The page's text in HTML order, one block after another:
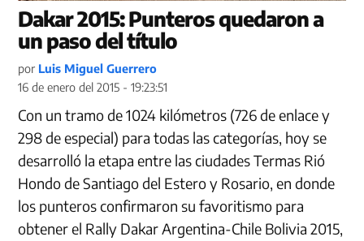
Dakar 2015: Punteros quedaron a
un paso del título
por Luis Miguel Guerrero
16 de enero del 2015 - 19:23:51
Con un tramo de 1024 kilómetros (726 de enlace y
298 de especial) para todas las categorías, hoy se
desarrolló la etapa entre las ciudades Termas Rió
Hondo de Santiago del Estero y Rosario, en donde
los punteros confirmaron su favoritismo para
obtener el Rally Dakar Argentina-Chile Bolivia 2015,